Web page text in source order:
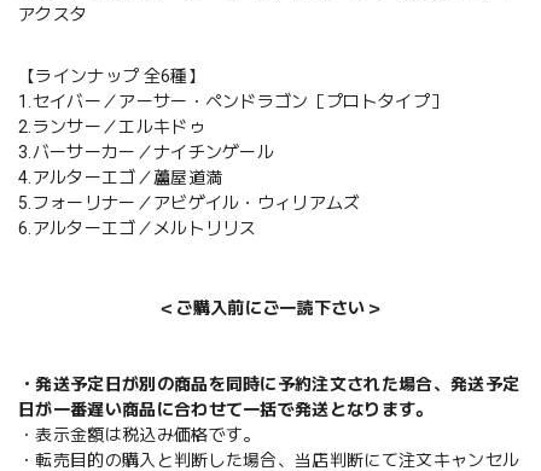
アクスタ
【ラインナップ 全6種】
1.セイバー／アーサー・ペンドラゴン［プロトタイプ］
2.ランサー／エルキドゥ
3.バーサーカー／ナイチンゲール
4.アルターエゴ／蘆屋道満
5.フォーリナー／アビゲイル・ウィリアムズ
6.アルターエゴ／メルトリリス
＜ご購入前にご一読下さい＞
・発送予定日が別の商品を同時に予約注文された場合、発送予定
日が一番遅い商品に合わせて一括で発送となります。
・表示金額は税込み価格です。
・転売目的の購入と判断した場合、当店判断にて注文キャンセル